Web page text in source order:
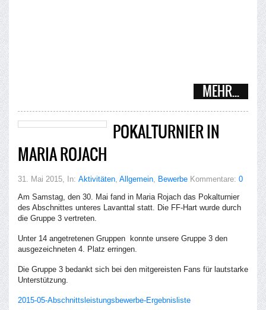
MEHR...
POKALTURNIER IN
MARIA ROJACH
31. Mai 2015, In: Aktivitäten, Allgemein, Bewerbe Kommentare: 0
Am Samstag, den 30. Mai fand in Maria Rojach das Pokalturnier
des Abschnittes unteres Lavanttal statt. Die FF-Hart wurde durch
die Gruppe 3 vertreten.
Unter 14 angetretenen Gruppen konnte unsere Gruppe 3 den
ausgezeichneten 4. Platz erringen.
Die Gruppe 3 bedankt sich bei den mitgereisten Fans für lautstarke
Unterstützung.
2015-05-Abschnittsleistungsbewerbe-Ergebnisliste